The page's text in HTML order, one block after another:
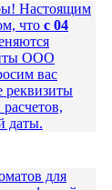
Настоящим
что с 04
ООО
вас
реквизиты
даты.
для